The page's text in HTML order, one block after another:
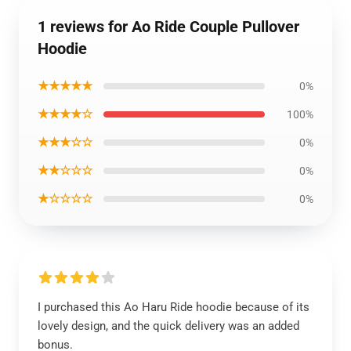
1 reviews for Ao Ride Couple Pullover
Hoodie
★★★★★ 0%
★★★★☆ 100%
★★★☆☆ 0%
★★☆☆☆ 0%
★☆☆☆☆ 0%
I purchased this Ao Haru Ride hoodie because of its
lovely design, and the quick delivery was an added
bonus.